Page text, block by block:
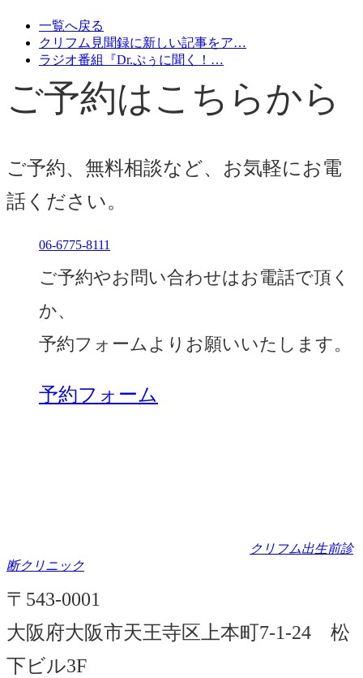
一覧へ戻る
クリフム見聞録に新しい記事をア…
ラジオ番組『Dr.ぷぅに聞く！…
ご予約はこちらから
ご予約、無料相談など、お気軽にお電
話ください。
06-6775-8111
ご予約やお問い合わせはお電話で頂く
か、
予約フォームよりお願いいたします。
予約フォーム
クリフム出生前診
断クリニック
〒543-0001
大阪府大阪市天王寺区上本町7-1-24 松
下ビル3F